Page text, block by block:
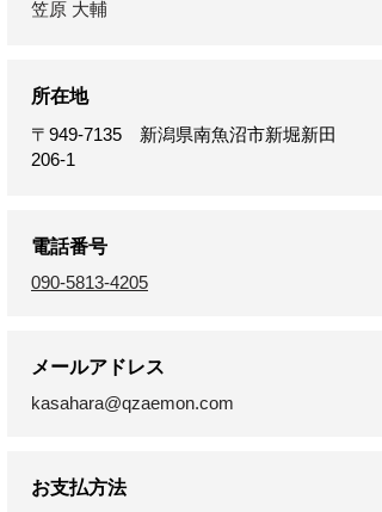
笠原 大輔
所在地
〒949-7135 新潟県南魚沼市新堀新田
206-1
電話番号
090-5813-4205
メールアドレス
kasahara@qzaemon.com
お支払方法